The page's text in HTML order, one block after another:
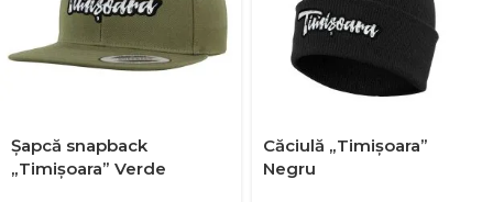
Şapcă snapback
„Timișoara” Verde
Căciulă „Timișoara”
Negru